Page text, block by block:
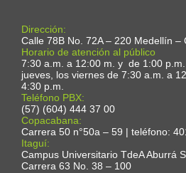
Dirección:
Calle 78B No. 72A – 220 Medellín –
Horario de atención al público
7:30 a.m. a 12:00 m. y de 1:00
jueves, los viernes de 7:30 a.m. a
4:30 p.m.
Teléfono PBX:
(57) (604) 444 37 00
Copacabana:
Carrera 50 n°50a – 59 | teléfono:
Itaguí:
Campus Universitario TdeA Aburrá
Carrera 63 No. 38 – 100